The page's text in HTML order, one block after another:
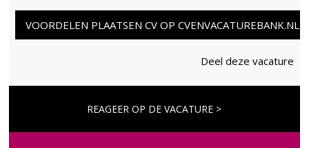
VOORDELEN PLAATSEN CV OP CVENVACATUREBANK.NL
Deel deze vacature
REAGEER OP DE VACATURE >